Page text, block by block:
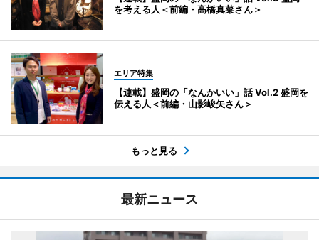
を考える人＜前編・高橋真菜さん＞
エリア特集
【連載】盛岡の「なんかいい」話 Vol.2 盛岡を
伝える人＜前編・山影峻矢さん＞
もっと見る
最新ニュース